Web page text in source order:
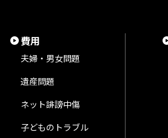
費用
夫婦・男女問題
遺産問題
ネット誹謗中傷
子どものトラブル